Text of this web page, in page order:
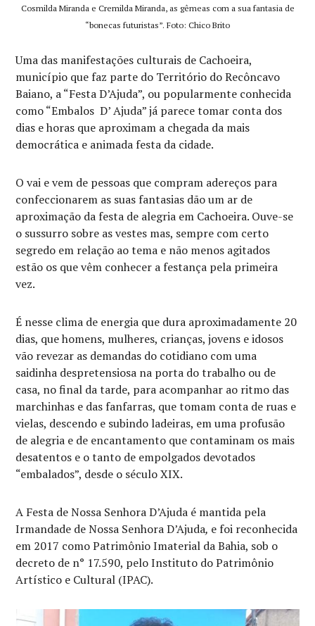
Cosmilda Miranda e Cremilda Miranda, as gêmeas com a sua fantasia de
“bonecas futuristas”. Foto: Chico Brito
Uma das manifestações culturais de Cachoeira,
município que faz parte do Território do Recôncavo
Baiano, a “Festa D’Ajuda”, ou popularmente conhecida
como “Embalos D’ Ajuda” já parece tomar conta dos
dias e horas que aproximam a chegada da mais
democrática e animada festa da cidade.
O vai e vem de pessoas que compram adereços para
confeccionarem as suas fantasias dão um ar de
aproximação da festa de alegria em Cachoeira. Ouve-se
o sussurro sobre as vestes mas, sempre com certo
segredo em relação ao tema e não menos agitados
estão os que vêm conhecer a festança pela primeira
vez.
É nesse clima de energia que dura aproximadamente 20
dias, que homens, mulheres, crianças, jovens e idosos
vão revezar as demandas do cotidiano com uma
saidinha despretensiosa na porta do trabalho ou de
casa, no final da tarde, para acompanhar ao ritmo das
marchinhas e das fanfarras, que tomam conta de ruas e
vielas, descendo e subindo ladeiras, em uma profusão
de alegria e de encantamento que contaminam os mais
desatentos e o tanto de empolgados devotados
“embalados”, desde o século XIX.
A Festa de Nossa Senhora D’Ajuda é mantida pela
Irmandade de Nossa Senhora D’Ajuda, e foi reconhecida
em 2017 como Patrimônio Imaterial da Bahia, sob o
decreto de n° 17.590, pelo Instituto do Patrimônio
Artístico e Cultural (IPAC).